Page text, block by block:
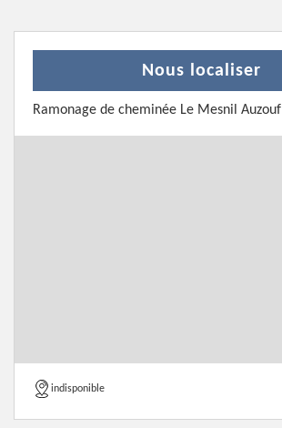
Nous localiser
Ramonage de cheminée Le Mesnil Auzouf
indisponible